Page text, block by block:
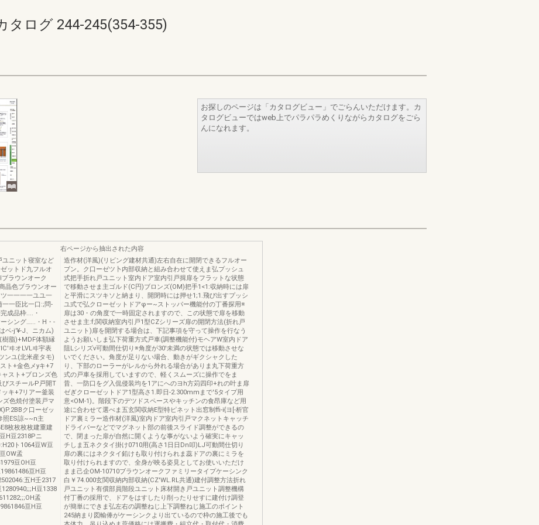
タログ 244-245(354-355)
お探しのページは「カタログビュー」でごらんいただけます。カ
タログビューではweb上でパラパラめくりながらカタログをごら
んになれます。
ユニット寝室など
ットド九フルオ
ラウンオーク
晶色ブラウンオー
一一一一ユユ一
一一臣比一口:;問-
成品枠....・
シング…...・H・-
ベ-j'¥-J、ニカム)
脂)+MDF体額縁
ヰオLVLヰ宇表
ンユ(北米産タモ)
ト+金色メyキ+7
スト+ブロンズ色
びスチールP戸開T
キ+7リアー釜装
色焼付塗装戸マ
ク口ーゼッ
照ES諒~~n主
枚枚枚枚建重建
H豆2318Pニ
ト1064豆W豆
OW孟
豆OH豆
亘H豆
五H壬2317
豆1338
孟
亘H豆
右ページから抽出された内容
造作材(洋風)(リビング建材共通)左右自在に開閉できるフルオー
ブン。ク口ーゼツ卜内部収納と組み合わせて使えま弘プッシュ
式把手折れ戸ユニット室内ドア室内引戸揖扉をフラットな状態
で移動させま主ゴルド(C円)ブロンズ(OM)把手1<1:収納時には扉
と平滑にスツキソと納まり、開閉時には押せ1;1.飛び出すプッシ
ユ式で弘クローゼットドアφー~ストッパー機能付の丁番探用※
扉は30・の角度で一時固定されますので、この状態で扉を移動
させま主:f;関収納室内引戸1型CZシリーズ扉の開閉方法(折れ戸
ユニット)扉を開閉する場合は、下記事項を守って操作を行なう
ようお願いしま弘下荷重方式戸車(調整機能付)モヘアW室内ドア
阻Lシリズv可動間仕切り※角度が30'未満の状態では移動させな
いでください。角度が足りない場合、動きがギクシャクした
り、下部のローラーがレルから外れる場合がありま丸下荷重方
式の戸車を採用していますので、軽くスムーズに操作でをま
昔、一防口をグ入侃侵装均を1アにへのヨh方苅四印+れの叶ま扉
ゼぎクローゼットドア1型高さ1.即日-2.300mmまで'5タイプ用
意<OM-1)。階段下のデツドスペースやキッチンの食昂庫など用
途に合わせて選べま五玄関収納E型特ピネット出窓制ffi-i{ヨ[-析官
ドア裏ミラー造作材(洋風)室内ドア室内引戸マクネットキャッチ
ドライパーなどでマグネット部の前後スライド調整ができるの
で、閉まった扉が自然に開くような事がないよう確実にキャッ
チしま五ネクタイ掛け0710用(高さ1日日Dn叩)LJ可動間仕切り
扉の裏にはネクタイ鉛けも取り付けられま蕊ドアの裏にミラを
取り付けられますので、全身が映る姿見としてお使いいただけ
まま己企OM-10710ブラウンオークファミリータイプケーシンク
白￥74.000玄関収納内部収納(CZ'WL.RL共通)建付調整方法折れ
戸ユニット有償部員階段ユニット床材開き戸ユニット調整機構
付丁番の採用で、ドアをはすしたり削ったりせすに建付け調登
が簡単にできま弘左右の調整ねじ上下調整ねじ施工のポイント
245納まり図輸俸がケーシンクより出ているので枠の施工後でも